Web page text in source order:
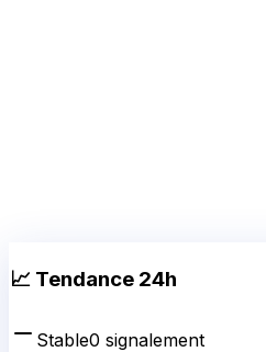
📈 Tendance 24h
Stable0 signalement